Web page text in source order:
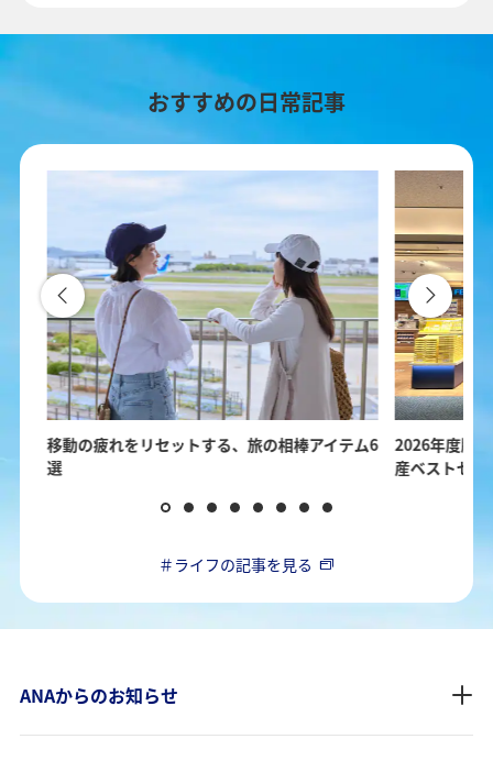
おすすめの日常記事
移動の疲れをリセットする、旅の相棒アイテム6
選
2026年度版
産ベストセレ
＃ライフの記事を見る
ANAからのお知らせ